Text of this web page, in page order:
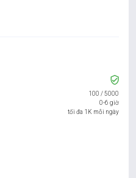
100 /5000
0-6 giờ
tối đa 1K mỗi ngày